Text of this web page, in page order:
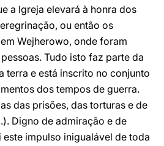
a Igreja elevará à honra dos
ou então os
Wejherowo, onde foram
Tudo isto faz parte da
terra e está inscrito no conjunto
dos tempos de guerra.
das prisões, das torturas e de
Digno de admiração e de
impulso inigualável de toda